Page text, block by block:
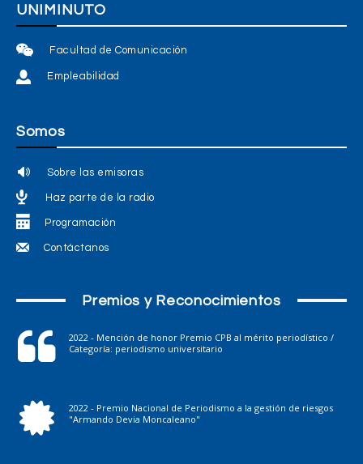
UNIMINUTO
Facultad de Comunicación
Empleabilidad
Somos
Sobre las emisoras
Haz parte de la radio
Programación
Contáctanos
Premios y Reconocimientos
2022 - Mención de honor Premio CPB al mérito periodístico /
Categoría: periodismo universitario
2022 - Premio Nacional de Periodismo a la gestión de riesgos
"Armando Devia Moncaleano"